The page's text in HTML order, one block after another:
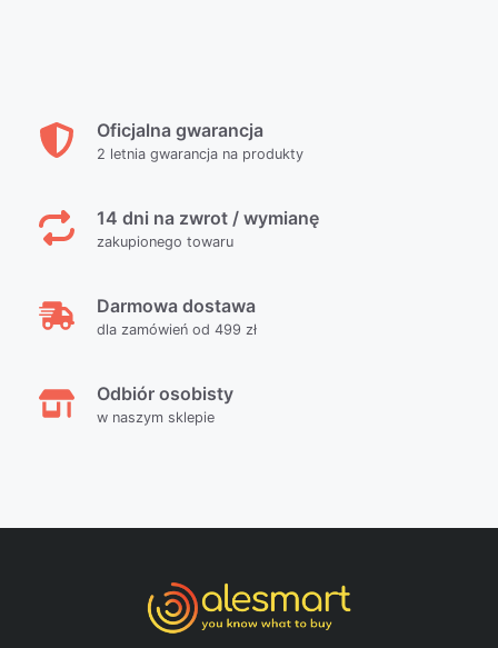
Oficjalna gwarancja
2 letnia gwarancja na produkty
14 dni na zwrot / wymianę
zakupionego towaru
Darmowa dostawa
dla zamówień od 499 zł
Odbiór osobisty
w naszym sklepie